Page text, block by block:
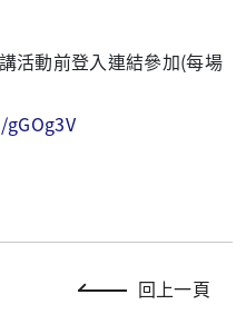
活動前登入連結參加(每場
回上一頁